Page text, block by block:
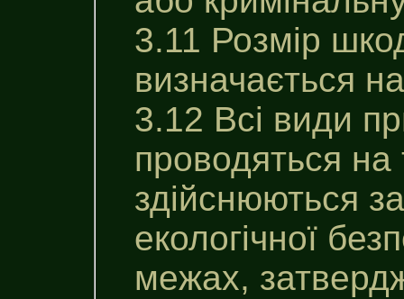
3.11 Розмір
визначається
3.12 Всі види
проводяться на
здійснюються
екологічної
межах,